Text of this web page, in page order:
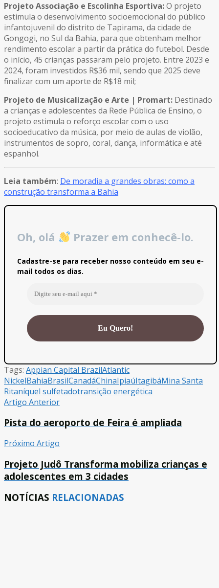
Projeto Associação e Escolinha Esportiva:O projeto
estimula o desenvolvimento socioemocional do público
infantojuvenil do distrito de Tapirama, da cidade de
Gongogi, no Sul da Bahia, para que obtenham melhor
rendimento escolar a partir da prática do futebol. Desde
o início, 45 crianças passaram pelo projeto. Entre 2023 e
2024, foram investidos R$36 mil, sendo que 2025 deve
finalizar com um aporte de R$18 mil;
Projeto de Musicalização e Arte | Promart: Destinado
a crianças e adolescentes da Rede Pública de Ensino, o
projeto estimula o reforço escolar com o uso
socioeducativo da música, por meio de aulas de violão,
instrumentos de sopro, coral, dança, informática e até
espanhol.
Leia também: De moradia a grandes obras: como a
construção transforma a Bahia
Oh, olá Prazer em conhecê-lo.
Cadastre-se para receber nosso conteúdo em seu e-
mail todos os dias.
Tags: Appian Capital BrazilAtlantic
NickelBahiaBrasilCanadáChinaIpiaúItagibáMina Santa
Ritaníquel sulfetadotransição energética
Artigo Anterior
Pista do aeroporto de Feira é ampliada
Próximo Artigo
Projeto Judô Transforma mobiliza crianças e
adolescentes em 3 cidades
NOTÍCIAS RELACIONADAS